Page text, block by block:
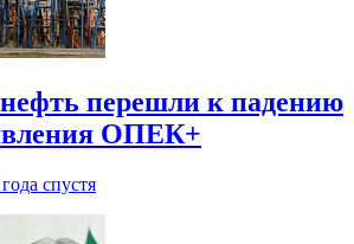
перешли к падению
ОПЕК+
спустя